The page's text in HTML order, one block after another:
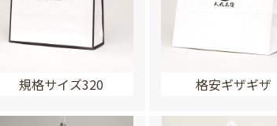
規格サイズ320 格安ギザギザ